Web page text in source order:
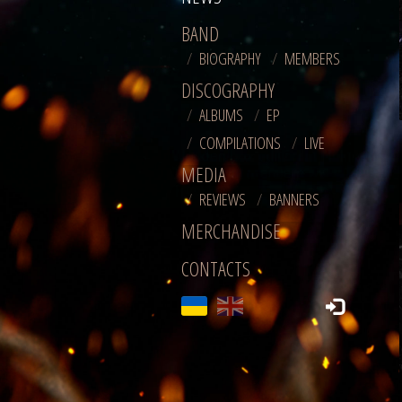
BAND
BIOGRAPHY MEMBERS
DISCOGRAPHY
ALBUMS
EP
COMPILATIONS
LIVE
MEDIA
REVIEWS BANNERS
MERCHANDISE
CONTACTS